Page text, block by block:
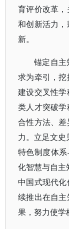
育评价改革
和创新活力
新。
锚定自主
求为牵引，挖
建设交叉性
类人才突破
合性方法、
力。立足文史
特色制度体
化智慧与自主
中国式现代
续推出在自
果，努力使学